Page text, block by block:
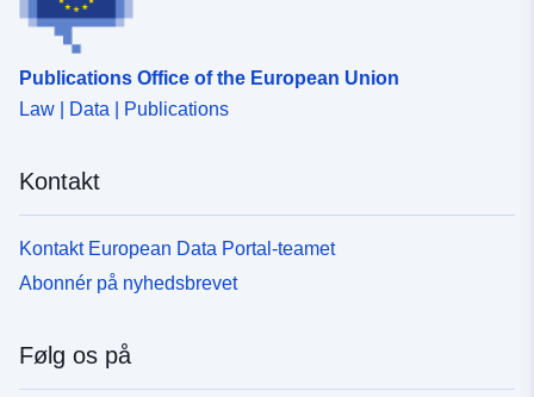
Publications Office of the European Union
Law | Data | Publications
Kontakt
Kontakt European Data Portal-teamet
Abonnér på nyhedsbrevet
Følg os på